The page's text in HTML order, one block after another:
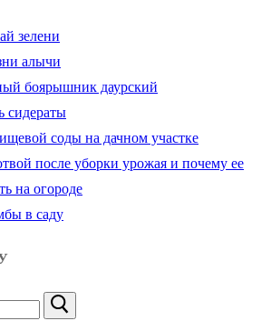
зелени
алычи
боярышник даурский
сидераты
соды на дачном участке
после уборки урожая и почему ее
на огороде
в саду